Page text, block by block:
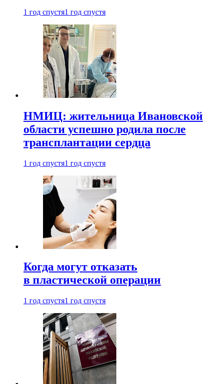
1 год спустя1 год спустя
НМИЦ: жительница Ивановской
области успешно родила после
трансплантации сердца
1 год спустя1 год спустя
Когда могут отказать
в пластической операции
1 год спустя1 год спустя